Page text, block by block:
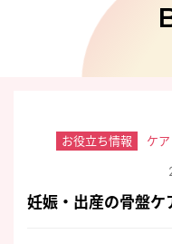
お役立ち情報 ケア
妊娠・出産の骨盤ケ